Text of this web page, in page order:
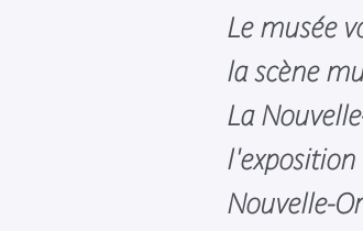
Le musée
la scène
La
l'exposition
Nouvelle-